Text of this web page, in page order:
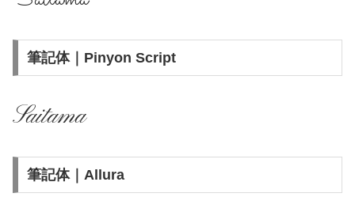
筆記体｜Pinyon Script
Saitama
筆記体｜Allura